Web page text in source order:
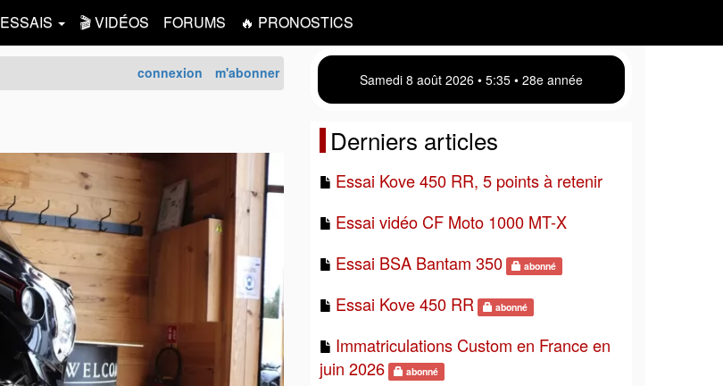
ESSAIS 🎬 VIDÉOS FORUMS 🔥 PRONOSTICS
connexion m'abonner Samedi 8 août 2026 • 5 35 • 28e année
Derniers articles
Essai Kove 450 RR, 5 points à retenir
Essai vidéo CF Moto 1000 MT-X
Essai BSA Bantam 350
abonné
Essai Kove 450 RR abonné
Immatriculations Custom en France en
juin 2026
abonné